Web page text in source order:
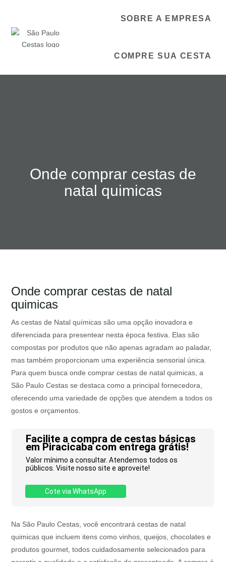
SOBRE A EMPRESA
COMPRE SUA CESTA
Onde comprar cestas de
natal quimicas
Onde comprar cestas de natal
quimicas
As cestas de Natal químicas são uma opção inovadora e
diferenciada para presentear nesta época festiva. Elas são
compostas por produtos que não apenas agradam ao paladar,
mas também proporcionam uma experiência sensorial única.
Para quem busca onde comprar cestas de natal quimicas, a
São Paulo Cestas se destaca como a principal fornecedora,
oferecendo uma variedade de opções que atendem a todos os
gostos e orçamentos.
Facilite a compra de cestas básicas
em Piracicaba com entrega grátis!
Valor mínimo a consultar. Atendemos todos os
públicos. Visite nosso site e aproveite!
Cote via WhatsApp
Na São Paulo Cestas, você encontrará cestas de natal
quimicas que incluem itens como vinhos, queijos, chocolates e
produtos gourmet, todos cuidadosamente selecionados para